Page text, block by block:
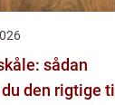
sådan
den rigtige til